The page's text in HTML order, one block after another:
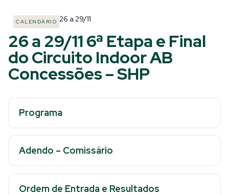
CALENDÁRIO 26 a 29/11
26 a 29/11 6ª Etapa e Final
do Circuito Indoor AB
Concessões – SHP
Programa
Adendo – Comissário
Ordem de Entrada e Resultados